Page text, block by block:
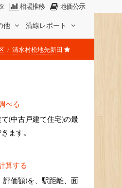
他 沿線レポート
相場推移 地価公示
清水村松地先新田
べる
(中古戸建て住宅)の最
ます。
算する
価額)を、駅距離、面